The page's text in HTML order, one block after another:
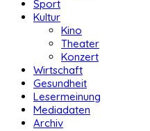
Sport
Kultur
Kino
Theater
Konzert
Wirtschaft
Gesundheit
Lesermeinung
Mediadaten
Archiv